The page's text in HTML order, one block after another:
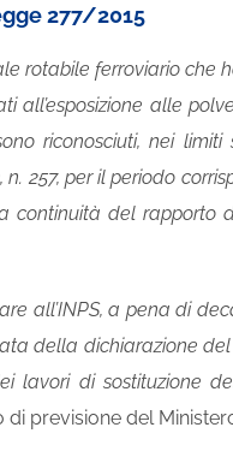
277/2015
rotabile ferroviario che
alle
riconosciuti, nei
257, per il periodo
continuità del rapporto
all’INPS, a pena di
della dichiarazione
lavori di sostituzione
previsione del